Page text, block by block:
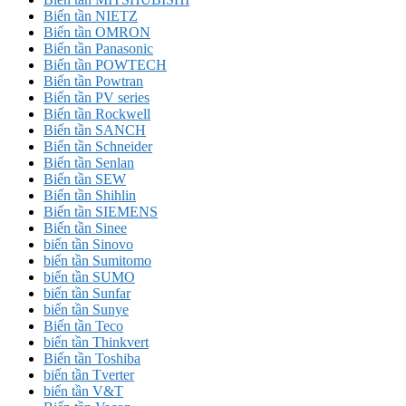
Biến tần NIETZ
Biến tần OMRON
Biến tần Panasonic
Biến tần POWTECH
Biến tần Powtran
Biến tần PV series
Biến tần Rockwell
Biến tần SANCH
Biến tần Schneider
Biến tần Senlan
Biến tần SEW
Biến tần Shihlin
Biến tần SIEMENS
Biến tần Sinee
biến tần Sinovo
biến tần Sumitomo
biến tần SUMO
biến tần Sunfar
biến tần Sunye
Biến tần Teco
biến tần Thinkvert
Biến tần Toshiba
biến tần Tverter
biến tần V&T